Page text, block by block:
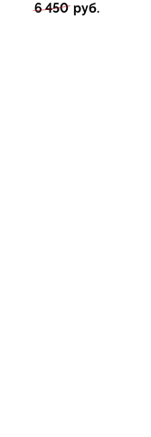
6 450 руб.